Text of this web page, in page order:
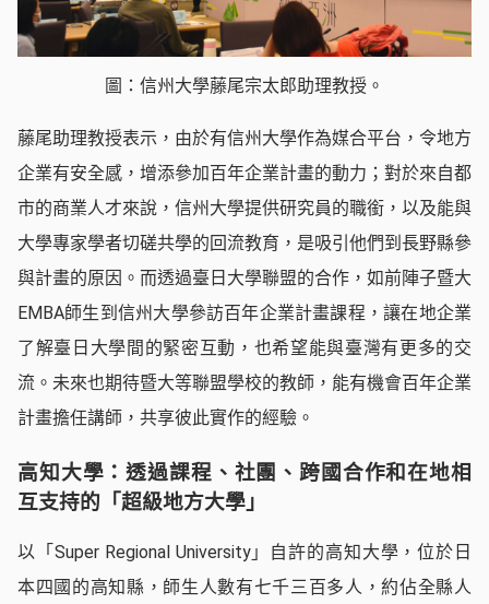
圖：信州大學藤尾宗太郎助理教授。
藤尾助理教授表示，由於有信州大學作為媒合平台，令地方
企業有安全感，增添參加百年企業計畫的動力；對於來自都
市的商業人才來說，信州大學提供研究員的職銜，以及能與
大學專家學者切磋共學的回流教育，是吸引他們到長野縣參
與計畫的原因。而透過臺日大學聯盟的合作，如前陣子暨大
EMBA師生到信州大學參訪百年企業計畫課程，讓在地企業
了解臺日大學間的緊密互動，也希望能與臺灣有更多的交
流。未來也期待暨大等聯盟學校的教師，能有機會百年企業
計畫擔任講師，共享彼此實作的經驗。
高知大學：透過課程、社團、跨國合作和在地相
互支持的「超級地方大學」
以「Super Regional University」自許的高知大學，位於日
本四國的高知縣，師生人數有七千三百多人，約佔全縣人